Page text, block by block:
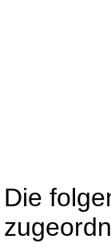
Die